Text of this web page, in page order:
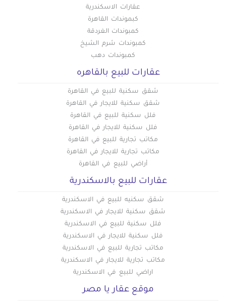
عقارات الاسكندرية
كبموندات القاهرة
كمبوندات الغردقة
كمبوندات شرم الشيخ
كمبوندات دهب
عقارات للبيع بالقاهره
شقق سكنية للبيع في القاهرة
شقق سكنية للايجار في القاهرة
فلل سكنية للبيع في القاهرة
فلل سكنية للايجار في القاهرة
مكاتب تجارية للبيع في القاهرة
مكاتب تجارية للايجار في القاهرة
أراضي للبيع في القاهرة
عقارات للبيع بالاسكندرية
شقق سكنيه للبيع في الاسكندرية
شقق سكنية للايجار في الاسكندرية
فلل سكنية للبيع في الاسكندرية
فلل سكنية للايجار في الاسكندرية
مكاتب تجارية للبيع في الاسكندرية
مكاتب تجارية للايجار في الاسكندرية
اراضي للبيع في الاسكندرية
موقع عقار يا مصر